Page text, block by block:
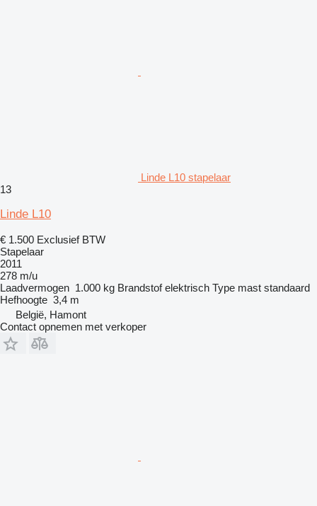
Linde L10 stapelaar
13
Linde L10
€ 1.500 Exclusief BTW
Stapelaar
2011
278 m/u
Laadvermogen 1.000 kg Brandstof elektrisch Type mast standaard
Hefhoogte 3,4 m
België, Hamont
Contact opnemen met verkoper